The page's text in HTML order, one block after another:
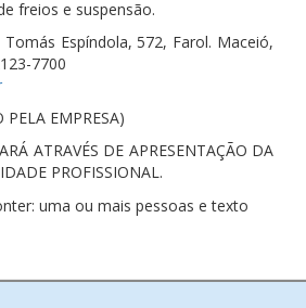
freios e suspensão.
Espíndola, 572, Farol. Maceió,
7700
EMPRESA)
ATRAVÉS DE APRESENTAÇÃO DA
PROFISSIONAL.